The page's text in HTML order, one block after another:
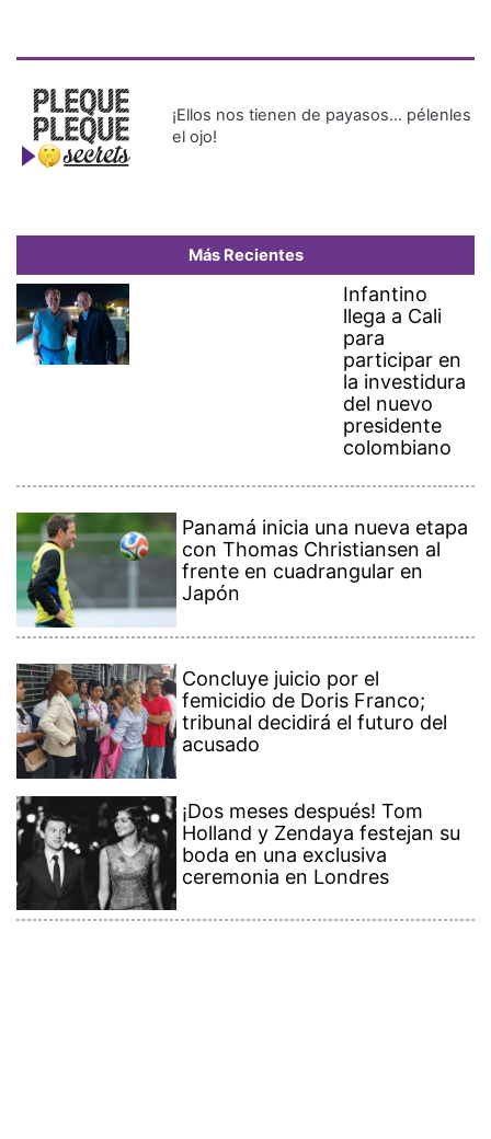
¡Ellos nos tienen de payasos… pélenles
el ojo!
Más Recientes
Infantino
llega a Cali
para
participar en
la investidura
del nuevo
presidente
colombiano
Panamá inicia una nueva etapa
con Thomas Christiansen al
frente en cuadrangular en
Japón
Concluye juicio por el
femicidio de Doris Franco;
tribunal decidirá el futuro del
acusado
¡Dos meses después! Tom
Holland y Zendaya festejan su
boda en una exclusiva
ceremonia en Londres